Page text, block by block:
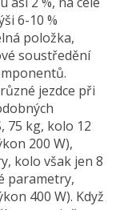
6-10 %
položka,
soustředění
jezdce při
75 kg, kolo 12
200 W),
kolo však jen 8
parametry,
400 W). Když